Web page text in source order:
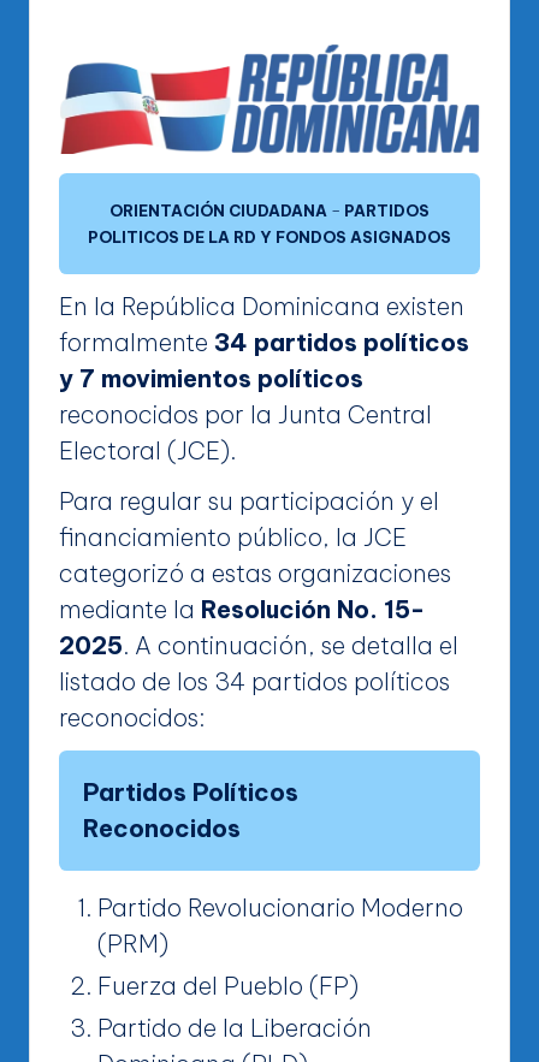
ORIENTACIÓN CIUDADANA – PARTIDOS
POLITICOS DE LA RD Y FONDOS ASIGNADOS
En la República Dominicana existen
formalmente 34 partidos políticos
y 7 movimientos políticos
reconocidos por la Junta Central
Electoral (JCE).
Para regular su participación y el
financiamiento público, la JCE
categorizó a estas organizaciones
mediante la Resolución No. 15-
2025. A continuación, se detalla el
listado de los 34 partidos políticos
reconocidos:
Partidos Políticos
Reconocidos
Partido Revolucionario Moderno
(PRM)
Fuerza del Pueblo (FP)
Partido de la Liberación